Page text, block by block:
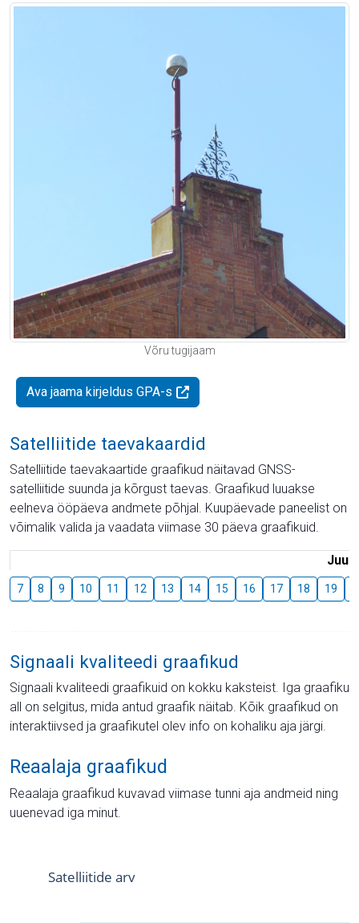
Võru tugijaam
Ava jaama kirjeldus GPA-s
Satelliitide taevakaardid
Satelliitide taevakaartide graafikud näitavad GNSS-
satelliitide suunda ja kõrgust taevas. Graafikud luuakse
eelneva ööpäeva andmete põhjal. Kuupäevade paneelist on
võimalik valida ja vaadata viimase 30 päeva graafikuid.
Juuli
7 8 9 10 11 12 13 14 15 16 17 18 19
Signaali kvaliteedi graafikud
Signaali kvaliteedi graafikuid on kokku kaksteist. Iga graafiku
all on selgitus, mida antud graafik näitab. Kõik graafikud on
interaktiivsed ja graafikutel olev info on kohaliku aja järgi.
Reaalaja graafikud
Reaalaja graafikud kuvavad viimase tunni aja andmeid ning
uuenevad iga minut.